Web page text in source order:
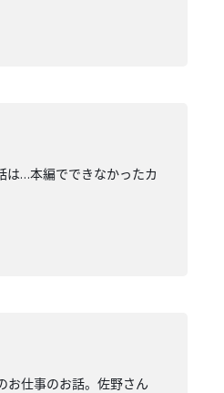
は…本編でできなかったカ
お仕事のお話。佐野さん